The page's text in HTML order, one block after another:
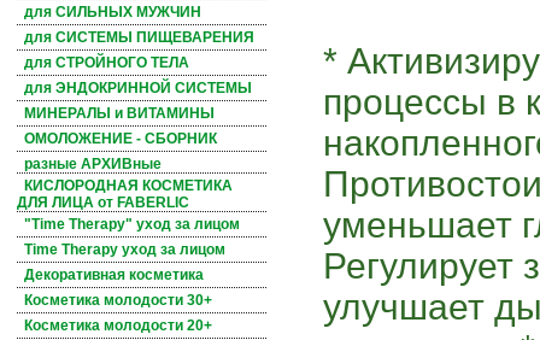
для СИЛЬНЫХ МУЖЧИН
для СИСТЕМЫ ПИЩЕВАРЕНИЯ
для СТРОЙНОГО ТЕЛА
для ЭНДОКРИННОЙ СИСТЕМЫ
МИНЕРАЛЫ и ВИТАМИНЫ
ОМОЛОЖЕНИЕ - СБОРНИК
разные АРХИВные
КИСЛОРОДНАЯ КОСМЕТИКА
ДЛЯ ЛИЦА от FABERLIC
"Time Therapy" уход за лицом
Time Therapy уход за лицом
Декоративная косметика
Косметика молодости 30+
Косметика молодости 20+
*
процессы в
уменьшает
Регулирует
улучшает